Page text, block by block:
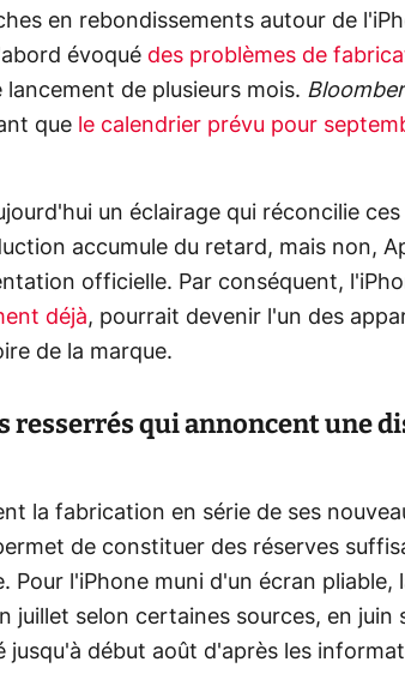
en rebondissements autour de
évoqué des problèmes de
de plusieurs mois.
que le calendrier prévu pour
un éclairage qui réconcilie ces
accumule du retard, mais non,
officielle. Par conséquent,
déjà, pourrait devenir l'un des
de la marque.
resserrés qui annoncent une
la fabrication en série de ses
de constituer des réserves
Pour l'iPhone muni d'un écran pliable,
juillet selon certaines sources, en juin
jusqu'à début août d'après les